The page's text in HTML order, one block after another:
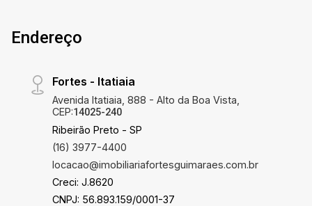
Endereço
Fortes - Itatiaia
Avenida Itatiaia, 888 - Alto da Boa Vista,
CEP:14025-240
Ribeirão Preto - SP
(16) 3977-4400
locacao@imobiliariafortesguimaraes.com.br
Creci: J.8620
CNPJ: 56.893.159/0001-37